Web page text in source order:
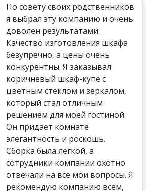
По совету своих родственников
я выбрал эту компанию и очень
доволен результатами.
Качество изготовления шкафа
безупречно, а цены очень
конкурентны. Я заказывал
коричневый шкаф-купе с
цветным стеклом и зеркалом,
который стал отличным
решением для моей гостиной.
Он придает комнате
элегантность и роскошь.
Сборка была легкой, а
сотрудники компании охотно
отвечали на все мои вопросы. Я
рекомендую компанию всем,